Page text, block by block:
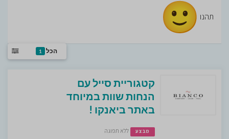
תהנו
הכל 1
קטגוריית סייל עם
הנחות שוות במיוחד
באתר ביאנקו !
מבצע ללא תפוגה